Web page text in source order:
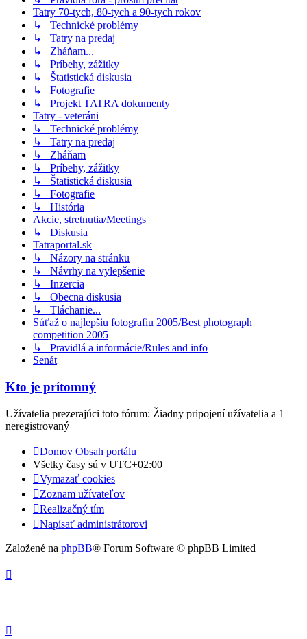
Tatry 70-tych, 80-tych a 90-tych rokov
↳ Technické problémy
↳ Tatry na predaj
↳ Zháňam...
↳ Príbehy, zážitky
↳ Štatistická diskusia
↳ Fotografie
↳ Projekt TATRA dokumenty
Tatry - veteráni
↳ Technické problémy
↳ Tatry na predaj
↳ Zháňam
↳ Príbehy, zážitky
↳ Štatistická diskusia
↳ Fotografie
↳ História
Akcie, stretnutia/Meetings
↳ Diskusia
Tatraportal.sk
↳ Názory na stránku
↳ Návrhy na vylepšenie
↳ Inzercia
↳ Obecna diskusia
↳ Tláchanie...
Súťaž o najlepšiu fotografiu 2005/Best photograph
competition 2005
↳ Pravidlá a informácie/Rules and info
Senát
Kto je prítomný
Užívatelia prezerajúci toto fórum: Žiadny pripojení užívatelia a 1
neregistrovaný
Domov Obsah portálu
Všetky časy sú v UTC+02:00
Vymazať cookies
Zoznam užívateľov
Realizačný tím
Napísať administrátorovi
Založené na phpBB® Forum Software © phpBB Limited